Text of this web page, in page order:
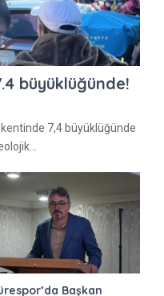
büyüklüğünde!
kentinde 7,4 büyüklüğünde
Başkan